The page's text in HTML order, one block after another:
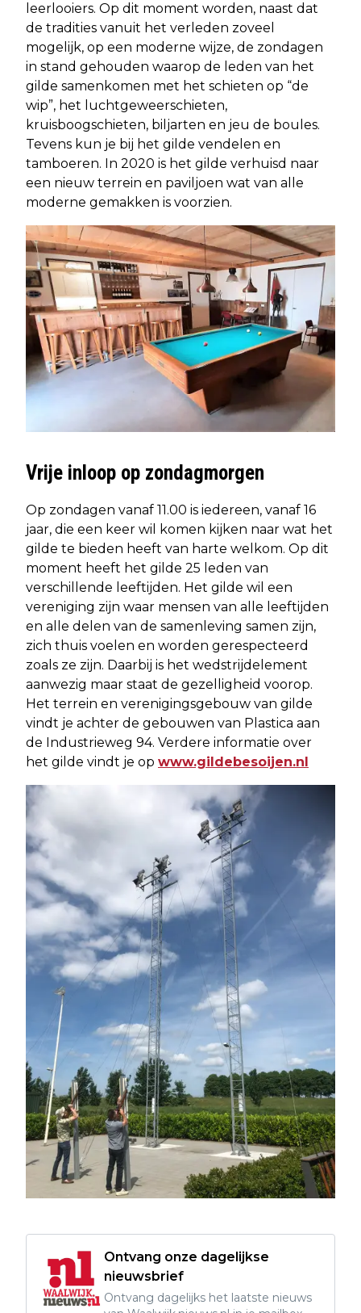
leerlooiers. Op dit moment worden, naast dat
de tradities vanuit het verleden zoveel
mogelijk, op een moderne wijze, de zondagen
in stand gehouden waarop de leden van het
gilde samenkomen met het schieten op “de
wip”, het luchtgeweerschieten,
kruisboogschieten, biljarten en jeu de boules.
Tevens kun je bij het gilde vendelen en
tamboeren. In 2020 is het gilde verhuisd naar
een nieuw terrein en paviljoen wat van alle
moderne gemakken is voorzien.
Vrije inloop op zondagmorgen
Op zondagen vanaf 11.00 is iedereen, vanaf 16
jaar, die een keer wil komen kijken naar wat het
gilde te bieden heeft van harte welkom. Op dit
moment heeft het gilde 25 leden van
verschillende leeftijden. Het gilde wil een
vereniging zijn waar mensen van alle leeftijden
en alle delen van de samenleving samen zijn,
zich thuis voelen en worden gerespecteerd
zoals ze zijn. Daarbij is het wedstrijdelement
aanwezig maar staat de gezelligheid voorop.
Het terrein en verenigingsgebouw van gilde
vindt je achter de gebouwen van Plastica aan
de Industrieweg 94. Verdere informatie over
het gilde vindt je op www.gildebesoijen.nl
Ontvang onze dagelijkse
nieuwsbrief
Ontvang dagelijks het laatste nieuws